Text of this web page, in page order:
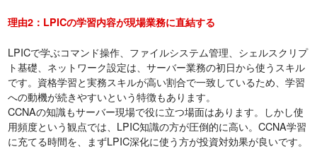
理由2：LPICの学習内容が現場業務に直結する
LPICで学ぶコマンド操作、ファイルシステム管理、シェルスクリプ
ト基礎、ネットワーク設定は、サーバー業務の初日から使うスキル
です。資格学習と実務スキルが高い割合で一致しているため、学習
への動機が続きやすいという特徴もあります。
CCNAの知識もサーバー現場で役に立つ場面はあります。しかし使
用頻度という観点では、LPIC知識の方が圧倒的に高い。CCNA学習
に充てる時間を、まずLPIC深化に使う方が投資対効果が良いです。